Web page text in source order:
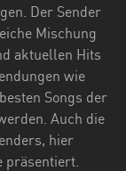
Der Sender
Mischung
aktuellen Hits
wie
Songs der
Auch die
hier
präsentiert.